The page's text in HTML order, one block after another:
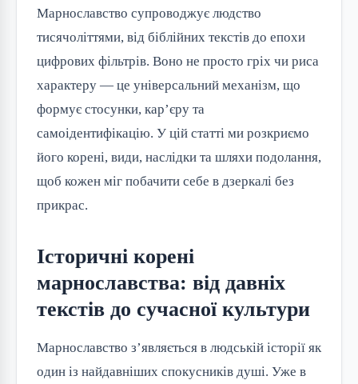
Марнославство супроводжує людство
тисячоліттями, від біблійних текстів до епохи
цифрових фільтрів. Воно не просто гріх чи риса
характеру — це універсальний механізм, що
формує стосунки, кар’єру та
самоідентифікацію. У цій статті ми розкриємо
його корені, види, наслідки та шляхи подолання,
щоб кожен міг побачити себе в дзеркалі без
прикрас.
Історичні корені
марнославства: від давніх
текстів до сучасної культури
Марнославство з’являється в людській історії як
один із найдавніших спокусників душі. Уже в